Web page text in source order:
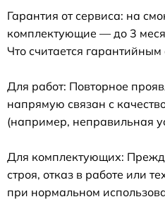
Гарантия от сервиса: на
комплектующие — до 3
Что считается гарантийным
Для работ: Повторное
напрямую связан с
(например, неправильная
Для комплектующих:
строя, отказ в работе или
при нормальном